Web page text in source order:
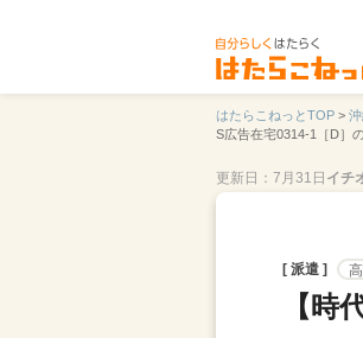
はたらこねっとTOP >
S広告在宅0314-1［D］
更新日：7月31日 イチ
[ 派遣 ]
【時